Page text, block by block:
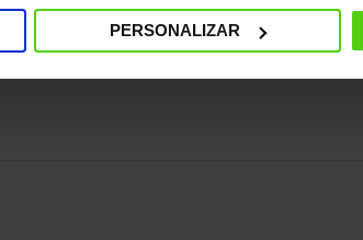
PERSONALIZAR
escova com a moldura emborrachada
para secar a superfície.